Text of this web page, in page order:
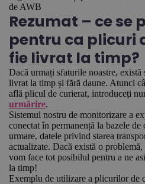
de AWB
Rezumat – ce se
pentru ca plicuri
fie livrat la timp?
Dacă urmați sfaturile noastre,
livrat la timp și fără daune. Atunci
află plicul de curierat, introduceți
urmărire.
Sistemul nostru de monitorizare a
conectat în permanență la bazele
urmare, datele privind starea
actualizate. Dacă există o
vom face tot posibilul pentru a ne
la timp!
Exemplu de utilizare a plicurilor de